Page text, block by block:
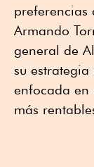
preferencias
Armando
general de
su
enfocada en
más